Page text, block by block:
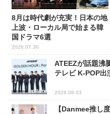
8月は時代劇が充実！日本の地
上波・ローカル局で始まる韓
国ドラマ6選
2026.07.30
ATEEZが話題沸
テレビ K-POP出
2026.08.03
【Danmee推し